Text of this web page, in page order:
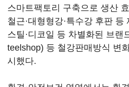
스마트팩토리 구축으로 생산
철근·대형형강·특수강 후판 등
스틸·디코일 등 차별화된 브랜
teelshop) 등 철강판매방식 변
시했다.